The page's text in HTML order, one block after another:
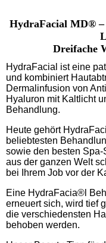
HydraFacial MD® –
Dreifache
HydraFacial ist eine
und kombiniert
Dermalinfusion von
Hyaluron mit Kaltlicht
Behandlung.
Heute gehört
beliebtesten
sowie den besten
aus der ganzen Welt
bei Ihrem Job vor der
Eine HydraFacia®l
erneuert sich, wird tief
die verschiedensten
behoben werden.